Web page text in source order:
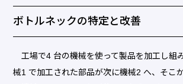
ボトルネックの特定と改善
工場で4 台の機械を使って製品を加工し組
械1 で加工された部品が次に機械2 へ、そこ